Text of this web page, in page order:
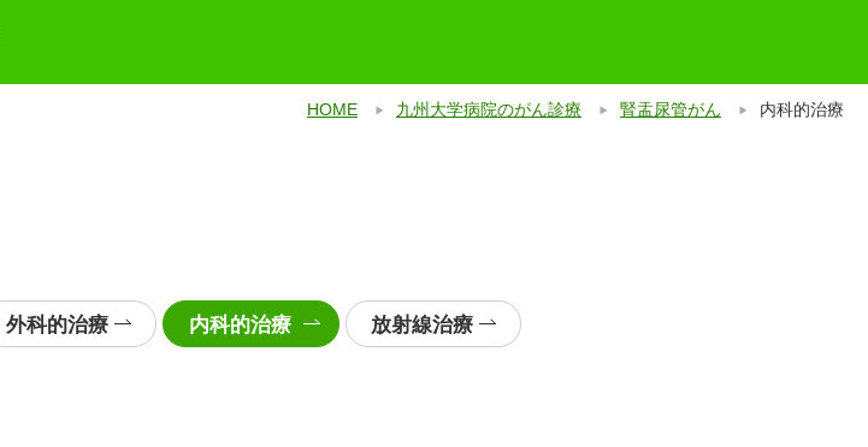
HOME 九州大学病院のがん診療 腎盂尿管がん 内科的治療
外科的治療 内科的治療 放射線治療